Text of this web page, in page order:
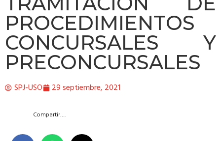
PROCEDIMIENTOS
CONCURSALES Y
PRECONCURSALES
SPJ-USO 29 septiembre, 2021
Compartir….